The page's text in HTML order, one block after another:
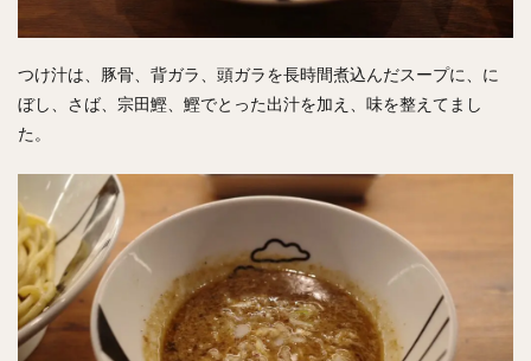
つけ汁は、豚骨、背ガラ、頭ガラを長時間煮込んだスープに、に
ぼし、さば、宗田鰹、鰹でとった出汁を加え、味を整えてまし
た。